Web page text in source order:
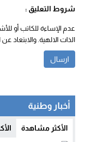
شروط التعليق :
عدم الإساءة للكاتب أو
الذات الالهية. والابتعاد
أخبار وطنية
الأكثر مشاهدة